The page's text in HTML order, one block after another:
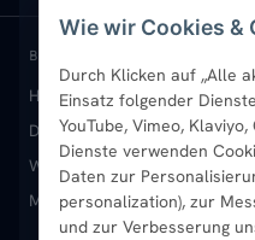
Wie wir Cookies &
Durch Klicken auf „Alle
Einsatz folgender
YouTube, Vimeo,
Dienste verwenden
Daten zur
personalization), zur
und zur Verbesserung
Paneelheizkörper
Vertikal-Heizkörper
Heizkörper-Zubehör
Rückgabe & Widerruf
Garantie & Gewährleistung
Montageservice vor Ort
Sendung verfolgen
Standort & Abholung Jüchen
B2B-Kunden
Karriere
Ratgeber
Anmelden / Mein Konto
Merkliste
Newsletter
Aktuelle Angebote
BELIEBTE KATEGORIEN
Heizkörper kaufen
Design-Heizkörper
Wandheizkörper Wohnraum-
Mischbetrieb-Heizkörper